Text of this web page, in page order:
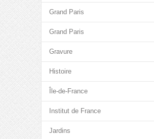
Grand Paris
Grand Paris
Gravure
Histoire
Île-de-France
Institut de France
Jardins